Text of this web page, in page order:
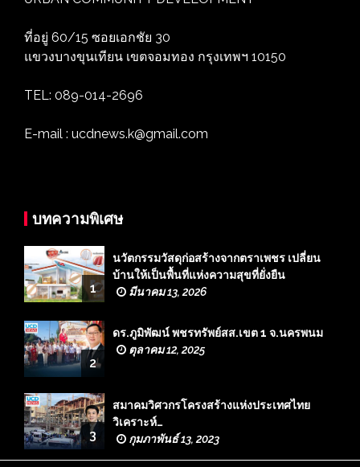
ที่อยู่ 60/15 ซอยเอกชัย 30
แขวงบางขุนเทียน เขตจอมทอง กรุงเทพฯ 10150
TEL: 089-014-2696
E-mail : ucdnews.k@gmail.com
บทความพิเศษ
1
นวัตกรรมวัสดุก่อสร้างจากตราเพชร เปลี่ยน
บ้านให้เป็นพื้นที่แห่งความสุขที่ยั่งยืน
มีนาคม 13, 2026
2
ดร.ภูมิพัฒน์ พชรทรัพย์สส.เขต 1 จ.นครพนม
ตุลาคม 12, 2025
3
สมาคมวิศวกรโครงสร้างแห่งประเทศไทย
วิเคราะห์…
กุมภาพันธ์ 13, 2023